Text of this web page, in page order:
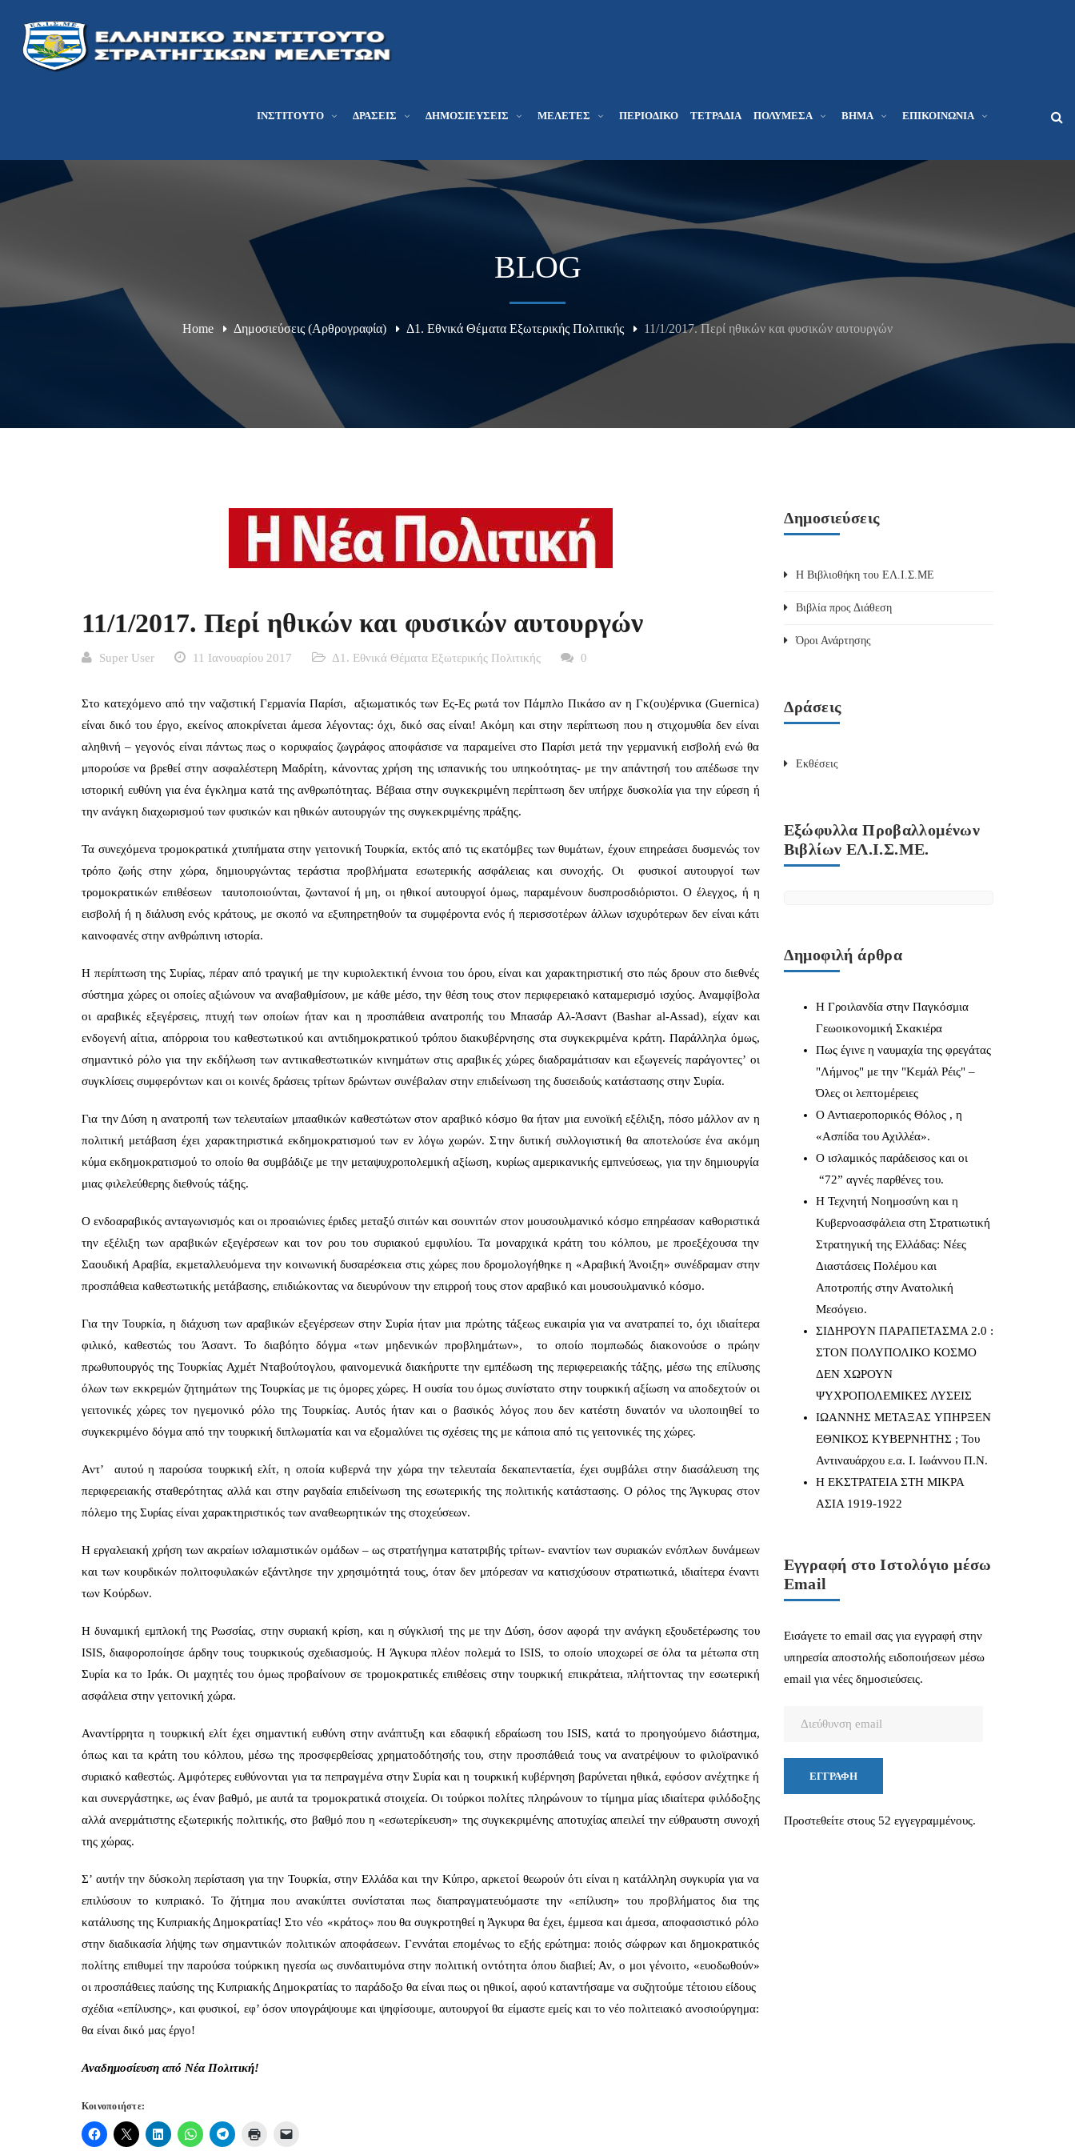
ΙΝΣΤΙΤΟΎΤΟ ΔΡΆΣΕΙΣ ΔΗΜΟΣΙΕΎΣΕΙΣ ΜΕΛΕΤΕΣ ΠΕΡΙΟΔΙΚΌ ΤΕΤΡΆΔΙΑ ΠΟΛΥΜΈΣΑ ΒΉΜΑ ΕΠΙΚΟΙΝΩΝΊΑ
BLOG
Home Δημοσιεύσεις (Αρθρογραφία) Δ1. Εθνικά Θέματα Εξωτερικής Πολιτικής 11/1/2017. Περί ηθικών και φυσικών αυτουργών
11/1/2017. Περί ηθικών και φυσικών αυτουργών
Super User 11 Ιανουαρίου 2017 Δ1. Εθνικά Θέματα Εξωτερικής Πολιτικής 0
Στο κατεχόμενο από την ναζιστική Γερμανία Παρίσι, αξιωματικός των Ες-Ες ρωτά τον Πάμπλο Πικάσο αν η Γκ(ου)έρνικα (Guernica)
είναι δικό του έργο, εκείνος αποκρίνεται άμεσα λέγοντας: όχι, δικό σας είναι! Ακόμη και στην περίπτωση που η στιχομυθία δεν είναι
αληθινή – γεγονός είναι πάντως πως ο κορυφαίος ζωγράφος αποφάσισε να παραμείνει στο Παρίσι μετά την γερμανική εισβολή ενώ θα
μπορούσε να βρεθεί στην ασφαλέστερη Μαδρίτη, κάνοντας χρήση της ισπανικής του υπηκοότητας- με την απάντησή του απέδωσε την
ιστορική ευθύνη για ένα έγκλημα κατά της ανθρωπότητας. Βέβαια στην συγκεκριμένη περίπτωση δεν υπήρχε δυσκολία για την εύρεση ή
την ανάγκη διαχωρισμού των φυσικών και ηθικών αυτουργών της συγκεκριμένης πράξης.
Τα συνεχόμενα τρομοκρατικά χτυπήματα στην γειτονική Τουρκία, εκτός από τις εκατόμβες των θυμάτων, έχουν επηρεάσει δυσμενώς τον
τρόπο ζωής στην χώρα, δημιουργώντας τεράστια προβλήματα εσωτερικής ασφάλειας και συνοχής. Οι φυσικοί αυτουργοί των
τρομοκρατικών επιθέσεων ταυτοποιούνται, ζωντανοί ή μη, οι ηθικοί αυτουργοί όμως, παραμένουν δυσπροσδιόριστοι. Ο έλεγχος, ή η
εισβολή ή η διάλυση ενός κράτους, με σκοπό να εξυπηρετηθούν τα συμφέροντα ενός ή περισσοτέρων άλλων ισχυρότερων δεν είναι κάτι
καινοφανές στην ανθρώπινη ιστορία.
Η περίπτωση της Συρίας, πέραν από τραγική με την κυριολεκτική έννοια του όρου, είναι και χαρακτηριστική στο πώς δρουν στο διεθνές
σύστημα χώρες οι οποίες αξιώνουν να αναβαθμίσουν, με κάθε μέσο, την θέση τους στον περιφερειακό καταμερισμό ισχύος. Αναμφίβολα
οι αραβικές εξεγέρσεις, πτυχή των οποίων ήταν και η προσπάθεια ανατροπής του Μπασάρ Αλ-Άσαντ (Bashar al-Assad), είχαν και
ενδογενή αίτια, απόρροια του καθεστωτικού και αντιδημοκρατικού τρόπου διακυβέρνησης στα συγκεκριμένα κράτη. Παράλληλα όμως,
σημαντικό ρόλο για την εκδήλωση των αντικαθεστωτικών κινημάτων στις αραβικές χώρες διαδραμάτισαν και εξωγενείς παράγοντες’ οι
συγκλίσεις συμφερόντων και οι κοινές δράσεις τρίτων δρώντων συνέβαλαν στην επιδείνωση της δυσειδούς κατάστασης στην Συρία.
Για την Δύση η ανατροπή των τελευταίων μπααθικών καθεστώτων στον αραβικό κόσμο θα ήταν μια ευνοϊκή εξέλιξη, πόσο μάλλον αν η
πολιτική μετάβαση έχει χαρακτηριστικά εκδημοκρατισμού των εν λόγω χωρών. Στην δυτική συλλογιστική θα αποτελούσε ένα ακόμη
κύμα εκδημοκρατισμού το οποίο θα συμβάδιζε με την μεταψυχροπολεμική αξίωση, κυρίως αμερικανικής εμπνεύσεως, για την δημιουργία
μιας φιλελεύθερης διεθνούς τάξης.
Ο ενδοαραβικός ανταγωνισμός και οι προαιώνιες έριδες μεταξύ σιιτών και σουνιτών στον μουσουλμανικό κόσμο επηρέασαν καθοριστικά
την εξέλιξη των αραβικών εξεγέρσεων και τον ρου του συριακού εμφυλίου. Τα μοναρχικά κράτη του κόλπου, με προεξέχουσα την
Σαουδική Αραβία, εκμεταλλευόμενα την κοινωνική δυσαρέσκεια στις χώρες που δρομολογήθηκε η «Αραβική Άνοιξη» συνέδραμαν στην
προσπάθεια καθεστωτικής μετάβασης, επιδιώκοντας να διευρύνουν την επιρροή τους στον αραβικό και μουσουλμανικό κόσμο.
Για την Τουρκία, η διάχυση των αραβικών εξεγέρσεων στην Συρία ήταν μια πρώτης τάξεως ευκαιρία για να ανατραπεί το, όχι ιδιαίτερα
φιλικό, καθεστώς του Άσαντ. Το διαβόητο δόγμα «των μηδενικών προβλημάτων», το οποίο πομπωδώς διακονούσε ο πρώην
πρωθυπουργός της Τουρκίας Αχμέτ Νταβούτογλου, φαινομενικά διακήρυττε την εμπέδωση της περιφερειακής τάξης, μέσω της επίλυσης
όλων των εκκρεμών ζητημάτων της Τουρκίας με τις όμορες χώρες. Η ουσία του όμως συνίστατο στην τουρκική αξίωση να αποδεχτούν οι
γειτονικές χώρες τον ηγεμονικό ρόλο της Τουρκίας. Αυτός ήταν και ο βασικός λόγος που δεν κατέστη δυνατόν να υλοποιηθεί το
συγκεκριμένο δόγμα από την τουρκική διπλωματία και να εξομαλύνει τις σχέσεις της με κάποια από τις γειτονικές της χώρες.
Αντ’ αυτού η παρούσα τουρκική ελίτ, η οποία κυβερνά την χώρα την τελευταία δεκαπενταετία, έχει συμβάλει στην διασάλευση της
περιφερειακής σταθερότητας αλλά και στην ραγδαία επιδείνωση της εσωτερικής της πολιτικής κατάστασης. Ο ρόλος της Άγκυρας στον
πόλεμο της Συρίας είναι χαρακτηριστικός των αναθεωρητικών της στοχεύσεων.
Η εργαλειακή χρήση των ακραίων ισλαμιστικών ομάδων – ως στρατήγημα κατατριβής τρίτων- εναντίον των συριακών ενόπλων δυνάμεων
και των κουρδικών πολιτοφυλακών εξάντλησε την χρησιμότητά τους, όταν δεν μπόρεσαν να κατισχύσουν στρατιωτικά, ιδιαίτερα έναντι
των Κούρδων.
Η δυναμική εμπλοκή της Ρωσσίας, στην συριακή κρίση, και η σύγκλισή της με την Δύση, όσον αφορά την ανάγκη εξουδετέρωσης του
ISIS, διαφοροποίησε άρδην τους τουρκικούς σχεδιασμούς. Η Άγκυρα πλέον πολεμά το ISIS, το οποίο υποχωρεί σε όλα τα μέτωπα στη
Συρία κα το Ιράκ. Οι μαχητές του όμως προβαίνουν σε τρομοκρατικές επιθέσεις στην τουρκική επικράτεια, πλήττοντας την εσωτερική
ασφάλεια στην γειτονική χώρα.
Αναντίρρητα η τουρκική ελίτ έχει σημαντική ευθύνη στην ανάπτυξη και εδαφική εδραίωση του ISIS, κατά το προηγούμενο διάστημα,
όπως και τα κράτη του κόλπου, μέσω της προσφερθείσας χρηματοδότησής του, στην προσπάθειά τους να ανατρέψουν το φιλοϊρανικό
συριακό καθεστώς. Αμφότερες ευθύνονται για τα πεπραγμένα στην Συρία και η τουρκική κυβέρνηση βαρύνεται ηθικά, εφόσον ανέχτηκε ή
και συνεργάστηκε, ως έναν βαθμό, με αυτά τα τρομοκρατικά στοιχεία. Οι τούρκοι πολίτες πληρώνουν το τίμημα μίας ιδιαίτερα φιλόδοξης
αλλά ανερμάτιστης εξωτερικής πολιτικής, στο βαθμό που η «εσωτερίκευση» της συγκεκριμένης αποτυχίας απειλεί την εύθραυστη συνοχή
της χώρας.
Σ’ αυτήν την δύσκολη περίσταση για την Τουρκία, στην Ελλάδα και την Κύπρο, αρκετοί θεωρούν ότι είναι η κατάλληλη συγκυρία για να
επιλύσουν το κυπριακό. Το ζήτημα που ανακύπτει συνίσταται πως διαπραγματευόμαστε την «επίλυση» του προβλήματος δια της
κατάλυσης της Κυπριακής Δημοκρατίας! Στο νέο «κράτος» που θα συγκροτηθεί η Άγκυρα θα έχει, έμμεσα και άμεσα, αποφασιστικό ρόλο
στην διαδικασία λήψης των σημαντικών πολιτικών αποφάσεων. Γεννάται επομένως το εξής ερώτημα: ποιός σώφρων και δημοκρατικός
πολίτης επιθυμεί την παρούσα τούρκικη ηγεσία ως συνδαιτυμόνα στην πολιτική οντότητα όπου διαβιεί; Αν, ο μοι γένοιτο, «ευοδωθούν»
οι προσπάθειες παύσης της Κυπριακής Δημοκρατίας το παράδοξο θα είναι πως οι ηθικοί, αφού καταντήσαμε να συζητούμε τέτοιου είδους
σχέδια «επίλυσης», και φυσικοί, εφ’ όσον υπογράψουμε και ψηφίσουμε, αυτουργοί θα είμαστε εμείς και το νέο πολιτειακό ανοσιούργημα:
θα είναι δικό μας έργο!
Αναδημοσίευση από Νέα Πολιτική!
Κοινοποιήστε:
Δημοσιεύσεις
Η Βιβλιοθήκη του ΕΛ.Ι.Σ.ΜΕ
Βιβλία προς Διάθεση
Όροι Ανάρτησης
Δράσεις
Εκθέσεις
Εξώφυλλα Προβαλλομένων
Βιβλίων ΕΛ.Ι.Σ.ΜΕ.
Δημοφιλή άρθρα
Η Γροιλανδία στην Παγκόσμια
Γεωοικονομική Σκακιέρα
Πως έγινε η ναυμαχία της φρεγάτας
"Λήμνος" με την "Κεμάλ Ρέις" –
Όλες οι λεπτομέρειες
Ο Αντιαεροπορικός Θόλος , η
«Ασπίδα του Αχιλλέα».
Ο ισλαμικός παράδεισος και οι
“72” αγνές παρθένες του.
Η Τεχνητή Νοημοσύνη και η
Κυβερνοασφάλεια στη Στρατιωτική
Στρατηγική της Ελλάδας: Νέες
Διαστάσεις Πολέμου και
Αποτροπής στην Ανατολική
Μεσόγειο.
ΣΙΔΗΡΟΥΝ ΠΑΡΑΠΕΤΑΣΜΑ 2.0 :
ΣΤΟΝ ΠΟΛΥΠΟΛΙΚΟ ΚΟΣΜΟ
ΔΕΝ ΧΩΡΟΥΝ
ΨΥΧΡΟΠΟΛΕΜΙΚΕΣ ΛΥΣΕΙΣ
IΩΑΝΝΗΣ ΜΕΤΑΞΑΣ YΠΗΡΞΕΝ
ΕΘΝΙΚΟΣ ΚΥΒΕΡΝΗΤΗΣ ; Του
Αντιναυάρχου ε.α. Ι. Ιωάννου Π.Ν.
Η ΕΚΣΤΡΑΤΕΙΑ ΣΤΗ ΜΙΚΡΑ
ΑΣΙΑ 1919-1922
Εγγραφή στο Ιστολόγιο μέσω
Email
Εισάγετε το email σας για εγγραφή στην
υπηρεσία αποστολής ειδοποιήσεων μέσω
email για νέες δημοσιεύσεις.
ΕΓΓΡΑΦΉ
Προστεθείτε στους 52 εγγεγραμμένους.